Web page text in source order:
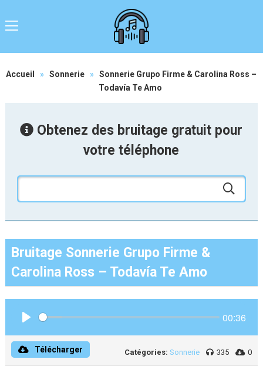
Accueil » Sonnerie » Sonnerie Grupo Firme & Carolina Ross –
Todavía Te Amo
Obtenez des bruitage gratuit pour
votre téléphone
Bruitage Sonnerie Grupo Firme &
Carolina Ross – Todavía Te Amo
00:36
Télécharger Catégories: Sonnerie 335 0